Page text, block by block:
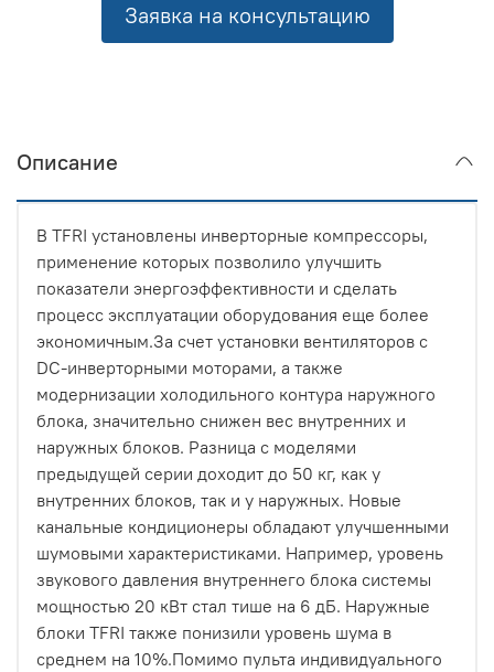
Заявка на консультацию
Описание
В TFRI установлены инверторные компрессоры,
применение которых позволило улучшить
показатели энергоэффективности и сделать
процесс эксплуатации оборудования еще более
экономичным.За счет установки вентиляторов с
DC-инверторными моторами, а также
модернизации холодильного контура наружного
блока, значительно снижен вес внутренних и
наружных блоков. Разница с моделями
предыдущей серии доходит до 50 кг, как у
внутренних блоков, так и у наружных. Новые
канальные кондиционеры обладают улучшенными
шумовыми характеристиками. Например, уровень
звукового давления внутреннего блока системы
мощностью 20 кВт стал тише на 6 дБ. Наружные
блоки TFRI также понизили уровень шума в
среднем на 10%.Помимо пульта индивидуального